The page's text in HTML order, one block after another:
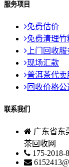
服务项目
免费估价
免费清理竹
上门回收服
现场汇款
普洱茶代卖
回收价格公
联系我们
广东省东
茶回收网
175-2018-